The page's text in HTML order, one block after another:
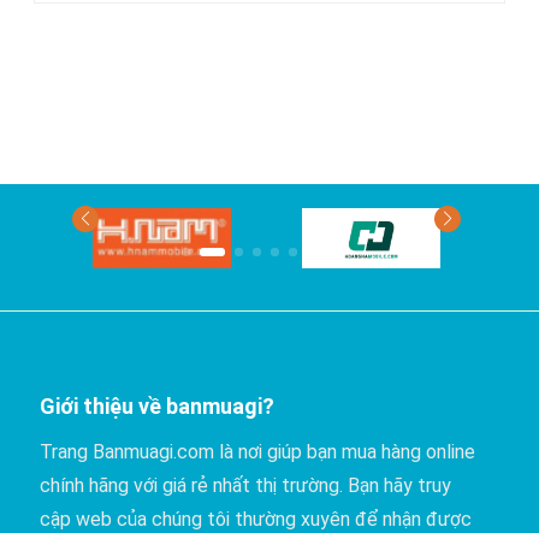
rẻ
nhất?
Giới thiệu về banmuagi?
Trang Banmuagi.com là nơi giúp bạn mua hàng online
chính hãng với giá rẻ nhất thị trường. Bạn hãy truy
cập web của chúng tôi thường xuyên để nhận được